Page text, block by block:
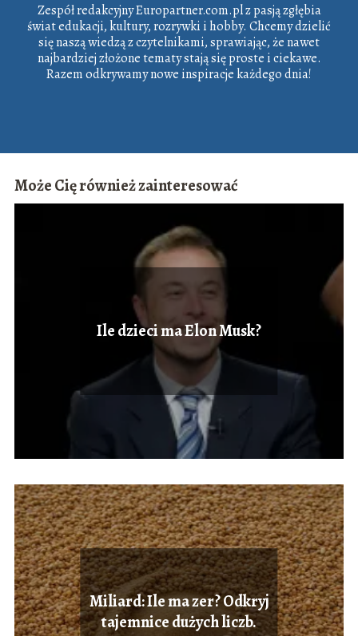
Zespół redakcyjny Europartner.com.pl z pasją zgłębia
świat edukacji, kultury, rozrywki i hobby. Chcemy dzielić
się naszą wiedzą z czytelnikami, sprawiając, że nawet
najbardziej złożone tematy stają się proste i ciekawe.
Razem odkrywamy nowe inspiracje każdego dnia!
Może Cię również zainteresować
Ile dzieci ma Elon Musk?
Miliard: Ile ma zer? Odkryj
tajemnice dużych liczb.